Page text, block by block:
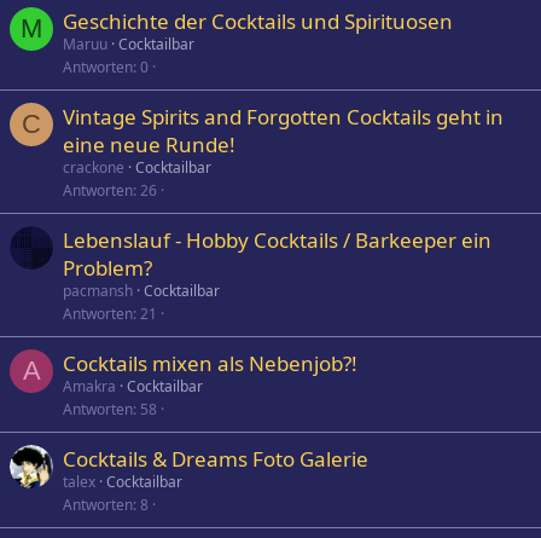
M Geschichte der Cocktails und Spirituosen
Maruu Cocktailbar
Antworten 0
C
Vintage Spirits and Forgotten Cocktails geht in
eine neue Runde!
crackone Cocktailbar
Antworten 26
Lebenslauf - Hobby Cocktails / Barkeeper ein
Problem?
pacmansh Cocktailbar
Antworten 21
A Cocktails mixen als Nebenjob?!
Amakra Cocktailbar
Antworten 58
Cocktails & Dreams Foto Galerie
talex Cocktailbar
Antworten 8